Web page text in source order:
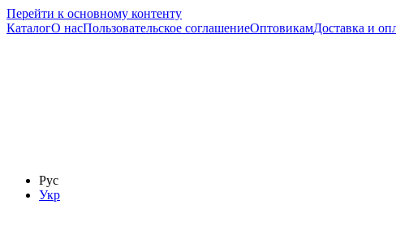
Перейти к основному контенту
КаталогО насПользовательское соглашениеОптовикамДоставка и
Рус
Укр